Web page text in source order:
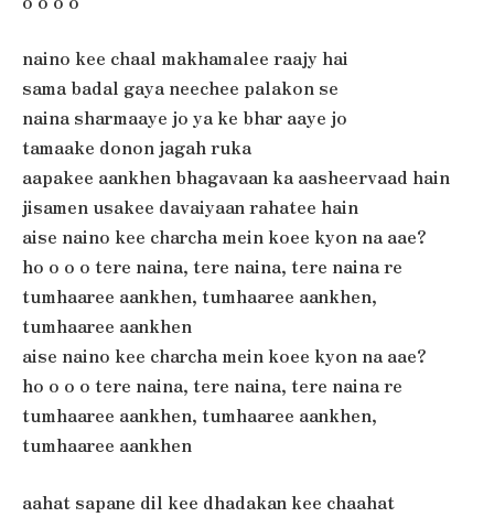
naino kee chaal makhamalee raajy hai
sama badal gaya neechee palakon se
naina sharmaaye jo ya ke bhar aaye jo
tamaake donon jagah ruka
aapakee aankhen bhagavaan ka aasheervaad hain
jisamen usakee davaiyaan rahatee hain
aise naino kee charcha mein koee kyon na aae?
ho o o o tere naina, tere naina, tere naina re
tumhaaree aankhen, tumhaaree aankhen,
tumhaaree aankhen
aise naino kee charcha mein koee kyon na aae?
ho o o o tere naina, tere naina, tere naina re
tumhaaree aankhen, tumhaaree aankhen,
tumhaaree aankhen
aahat sapane dil kee dhadakan kee chaahat